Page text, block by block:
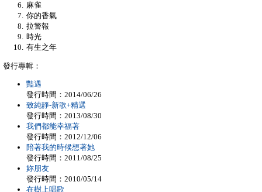
麻雀
你的香氣
拉警報
時光
有生之年
發行專輯：
豔遇
發行時間：2014/06/26
致純靜-新歌+精選
發行時間：2013/08/30
我們都能幸福著
發行時間：2012/12/06
陪著我的時候想著她
發行時間：2011/08/25
妳朋友
發行時間：2010/05/14
在樹上唱歌